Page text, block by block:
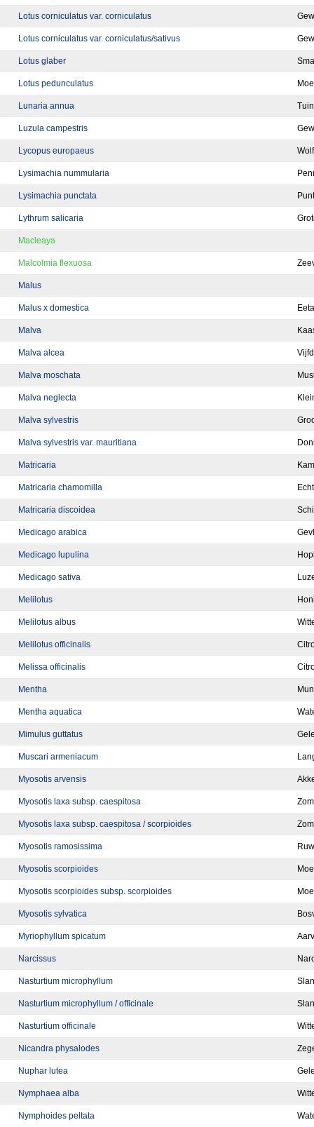
Lotus corniculatus var. corniculatus
Lotus corniculatus var. corniculatus/sativus
Lotus glaber
Lotus pedunculatus
Lunaria annua
Luzula campestris
Lycopus europaeus
Lysimachia nummularia
Lysimachia punctata
Lythrum salicaria
Macleaya
Malcolmia flexuosa
Malus
Malus x domestica
Malva
Malva alcea
Malva moschata
Malva neglecta
Malva sylvestris
Malva sylvestris var. mauritiana
Matricaria
Matricaria chamomilla
Matricaria discoidea
Medicago arabica
Medicago lupulina
Medicago sativa
Melilotus
Melilotus albus
Melilotus officinalis
Melissa officinalis
Mentha
Mentha aquatica
Mimulus guttatus
Muscari armeniacum
Myosotis arvensis
Myosotis laxa subsp. caespitosa
Myosotis laxa subsp. caespitosa / scorpioides
Myosotis ramosissima
Myosotis scorpioides
Myosotis scorpioides subsp. scorpioides
Myosotis sylvatica
Myriophyllum spicatum
Narcissus
Nasturtium microphyllum
Nasturtium microphyllum / officinale
Nasturtium officinale
Nicandra physalodes
Nuphar lutea
Nymphaea alba
Nymphoides peltata